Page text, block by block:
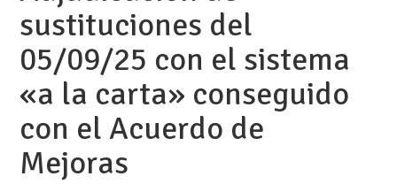
sustituciones del
05/09/25 con el sistema
«a la carta» conseguido
con el Acuerdo de
Mejoras